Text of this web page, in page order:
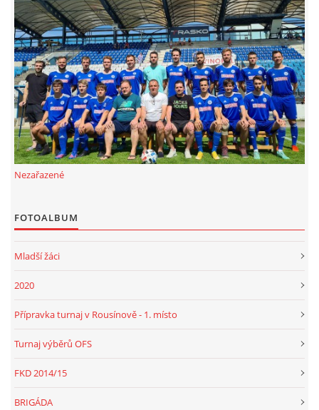
DOTACE
FKD, z.s.
Drnovice 704
68304 Drnovice
ičo 27005305
č.ú. 3227086359 / 0800
© 2026 eStránky.cz |RSS
Nezařazené
FOTOALBUM
Mladší žáci
2020
Přípravka turnaj v Rousínově - 1. místo
Turnaj výběrů OFS
FKD 2014/15
BRIGÁDA